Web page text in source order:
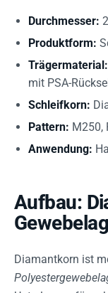
Durchmesser:
Produktform:
Trägermaterial:
mit PSA-
Schleifkorn:
Pattern: M250,
Anwendung:
Aufbau:
Diamantkorn ist